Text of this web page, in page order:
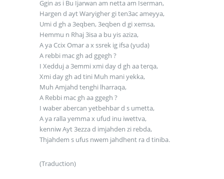
Ggin as i Bu Ijarwan am netta am Iserman,
Hargen d ayt Waryigher gi ten3ac ameyya,
Umi d gh a 3eqben, 3eqben d gi xemsa,
Hemmu n Rhaj 3isa a bu yis aziza,
A ya Ccix Omar a x ssrek ig ifsa (yuda)
A rebbi mac gh ad ggegh ?
I Xedduj a 3emmi xmi day d gh aa terqa,
Xmi day gh ad tini Muh mani yekka,
Muh Amjahd tenghi lharraqa,
A Rebbi mac gh aa ggegh ?
I waber abercan yetbehbar d s umetta,
A ya ralla yemma x ufud inu iwettva,
kenniw Ayt 3ezza d imjahden zi rebda,
Thjahdem s ufus nwem jahdhent ra d tiniba.
(Traduction)